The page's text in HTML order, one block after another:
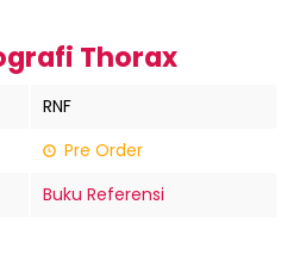
Thorax
RNF
Pre Order
Buku Referensi